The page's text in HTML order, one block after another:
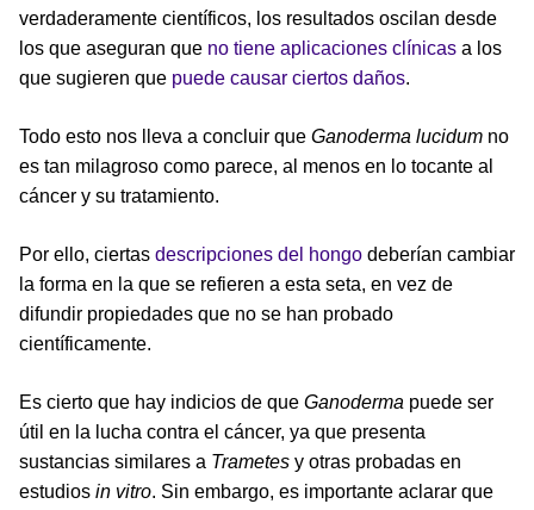
verdaderamente científicos, los resultados oscilan desde
los que aseguran que no tiene aplicaciones clínicas a los
que sugieren que puede causar ciertos daños.
Todo esto nos lleva a concluir que Ganoderma lucidum no
es tan milagroso como parece, al menos en lo tocante al
cáncer y su tratamiento.
Por ello, ciertas descripciones del hongo deberían cambiar
la forma en la que se refieren a esta seta, en vez de
difundir propiedades que no se han probado
científicamente.
Es cierto que hay indicios de que Ganoderma puede ser
útil en la lucha contra el cáncer, ya que presenta
sustancias similares a Trametes y otras probadas en
estudios in vitro. Sin embargo, es importante aclarar que